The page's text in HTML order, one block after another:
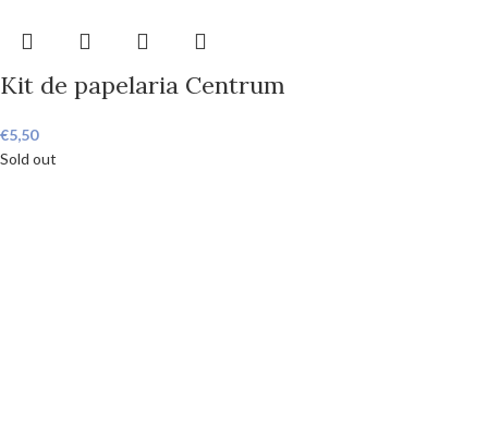
Kit de papelaria Centrum
€5,50
Sold out